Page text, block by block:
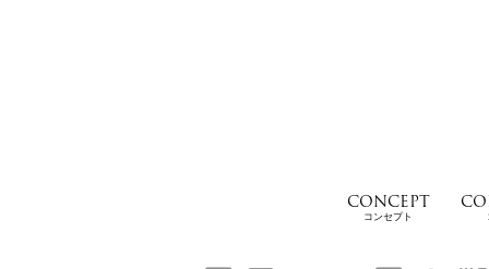
CONCEPT
コンセプト